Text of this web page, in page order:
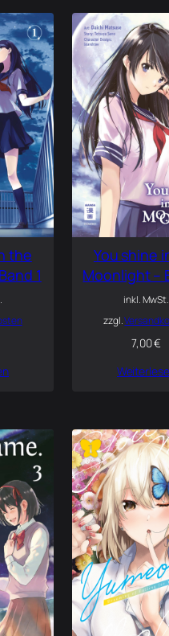
the
1
You shine
Moonlight –
inkl. MwSt.
zzgl.
7,00€